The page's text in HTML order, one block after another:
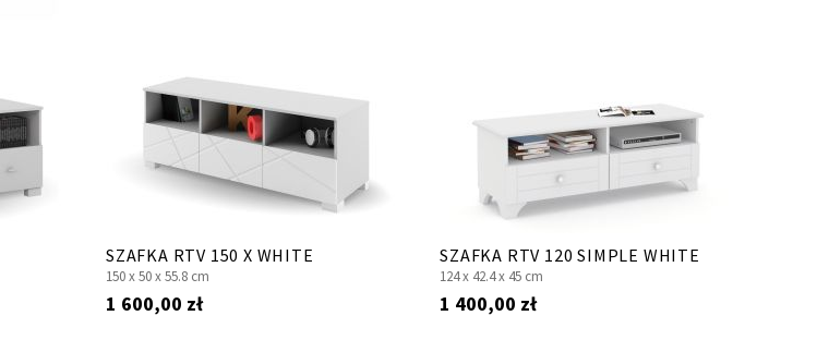
SZAFKA RTV 150 X WHITE
150 x50 x55.8 cm
1 600,00 zł
SZAFKA RTV 120 SIMPLE WHITE
124 x 42.4 x 45 cm
1 400,00 zł